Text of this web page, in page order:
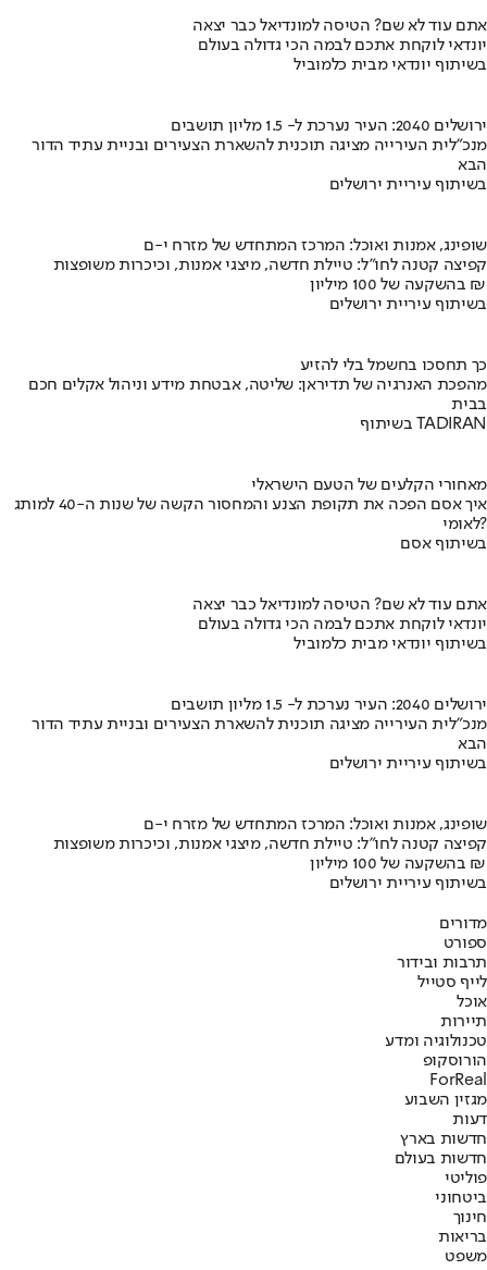
אתם עוד לא שם? הטיסה למונדיאל כבר יצאה
יונדאי לוקחת אתכם לבמה הכי גדולה בעולם
בשיתוף יונדאי מבית כלמוביל
ירושלים 2040: העיר נערכת ל- 1.5 מליון תושבים
מנכ"לית העירייה מציגה תוכנית להשארת הצעירים ובניית עתיד הדור
הבא
בשיתוף עיריית ירושלים
שופינג, אמנות ואוכל: המרכז המתחדש של מזרח י-ם
קפיצה קטנה לחו"ל: טיילת חדשה, מיצגי אמנות, וכיכרות משופצות
בהשקעה של 100 מיליון ₪
בשיתוף עיריית ירושלים
כך תחסכו בחשמל בלי להזיע
מהפכת האנרגיה של תדיראן: שליטה, אבטחת מידע וניהול אקלים חכם
בבית
בשיתוף TADIRAN
מאחורי הקלעים של הטעם הישראלי
איך אסם הפכה את תקופת הצנע והמחסור הקשה של שנות ה-40 למותג
לאומי?
בשיתוף אסם
אתם עוד לא שם? הטיסה למונדיאל כבר יצאה
יונדאי לוקחת אתכם לבמה הכי גדולה בעולם
בשיתוף יונדאי מבית כלמוביל
ירושלים 2040: העיר נערכת ל- 1.5 מליון תושבים
מנכ"לית העירייה מציגה תוכנית להשארת הצעירים ובניית עתיד הדור
הבא
בשיתוף עיריית ירושלים
שופינג, אמנות ואוכל: המרכז המתחדש של מזרח י-ם
קפיצה קטנה לחו"ל: טיילת חדשה, מיצגי אמנות, וכיכרות משופצות
בהשקעה של 100 מיליון ₪
בשיתוף עיריית ירושלים
מדורים
ספורט
תרבות ובידור
לייף סטייל
אוכל
תיירות
טכנולוגיה ומדע
הורוסקופ
ForReal
מגזין השבוע
דעות
חדשות בארץ
חדשות בעולם
פוליטי
ביטחוני
חינוך
בריאות
משפט